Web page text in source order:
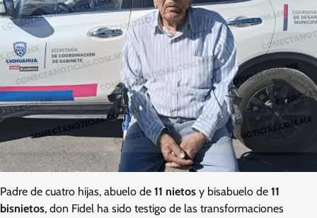
Padre de cuatro hijas, abuelo de 11 nietos y bisabuelo de 11
bisnietos, don Fidel ha sido testigo de las transformaciones